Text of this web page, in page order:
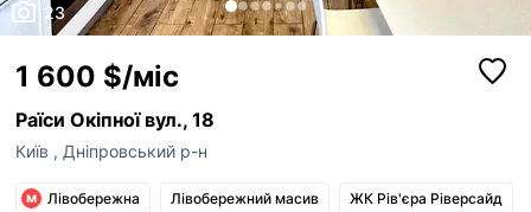
23
1 600 $/міс
Раїси Окіпної вул., 18
Київ , Дніпровський р-н
Лівобережна Лівобережний масив ЖК Рів'єра Ріверсайд